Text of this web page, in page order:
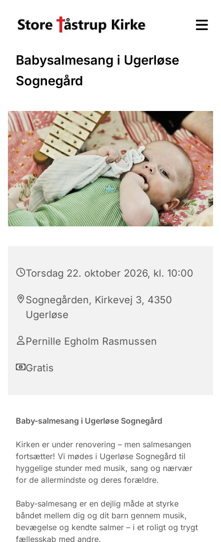
Babysalmesang i Ugerløse
Sognegård
Torsdag 22. oktober 2026, kl. 10:00
Sognegården, Kirkevej 3, 4350
Ugerløse
Pernille Egholm Rasmussen
Gratis
Baby-salmesang i Ugerløse Sognegård
Kirken er under renovering – men salmesangen
fortsætter! Vi mødes i Ugerløse Sognegård til
hyggelige stunder med musik, sang og nærvær
for de allermindste og deres forældre.
Baby-salmesang er en dejlig måde at styrke
båndet mellem dig og dit barn gennem musik,
bevægelse og kendte salmer – i et roligt og trygt
fællesskab med andre.